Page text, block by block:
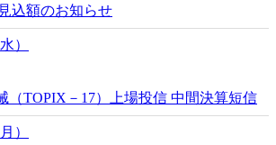
込額のお知らせ
）
（TOPIX－17）上場投信 中間決算短信
）